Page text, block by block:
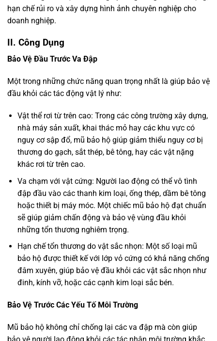
hạn chế rủi ro và xây dựng hình ảnh chuyên nghiệp cho
doanh nghiệp.
II. Công Dụng
Bảo Vệ Đầu Trước Va Đập
Một trong những chức năng quan trọng nhất là giúp bảo vệ
đầu khỏi các tác động vật lý như:
Vật thể rơi từ trên cao: Trong các công trường xây dựng,
nhà máy sản xuất, khai thác mỏ hay các khu vực có
nguy cơ sập đổ, mũ bảo hộ giúp giảm thiểu nguy cơ bị
thương do gạch, sắt thép, bê tông, hay các vật nặng
khác rơi từ trên cao.
Va chạm với vật cứng: Người lao động có thể vô tình
đập đầu vào các thanh kim loại, ống thép, dầm bê tông
hoặc thiết bị máy móc. Một chiếc mũ bảo hộ đạt chuẩn
sẽ giúp giảm chấn động và bảo vệ vùng đầu khỏi
những tổn thương nghiêm trọng.
Hạn chế tổn thương do vật sắc nhọn: Một số loại mũ
bảo hộ được thiết kế với lớp vỏ cứng có khả năng chống
đâm xuyên, giúp bảo vệ đầu khỏi các vật sắc nhọn như
đinh, kính vỡ, hoặc các cạnh kim loại sắc bén.
Bảo Vệ Trước Các Yếu Tố Môi Trường
Mũ bảo hộ không chỉ chống lại các va đập mà còn giúp